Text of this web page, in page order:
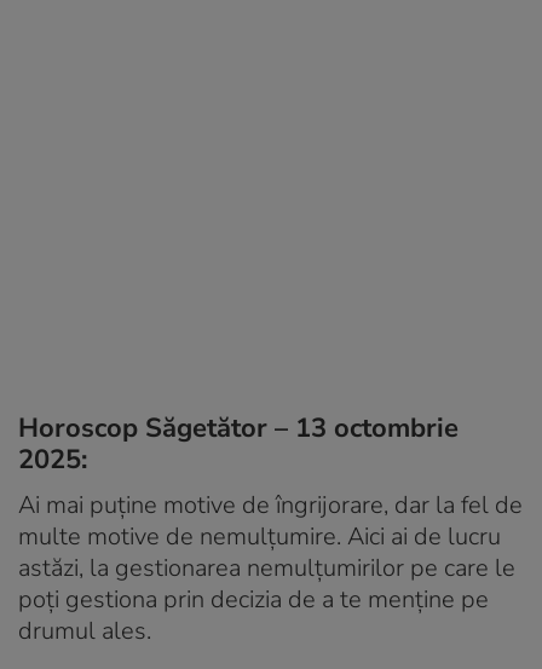
Horoscop Săgetător – 13 octombrie
2025:
Ai mai puține motive de îngrijorare, dar la fel de
multe motive de nemulțumire. Aici ai de lucru
astăzi, la gestionarea nemulțumirilor pe care le
poți gestiona prin decizia de a te menține pe
drumul ales.